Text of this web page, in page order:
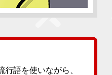
語を使いながら、